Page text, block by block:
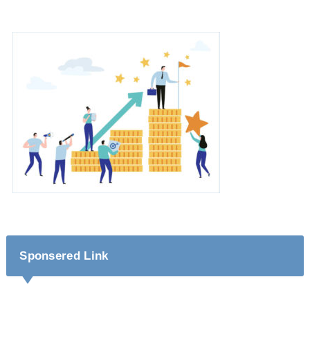
Sponsered Link